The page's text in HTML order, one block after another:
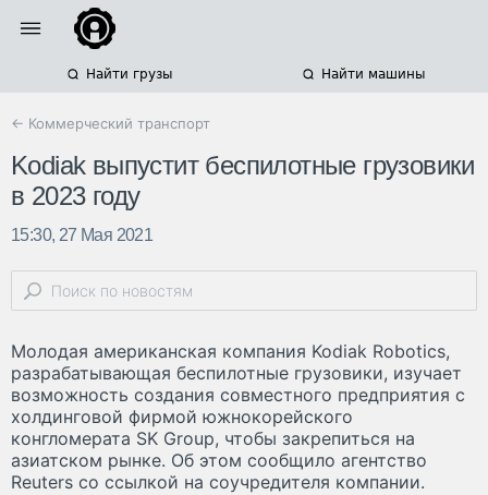
Найти грузы Найти машины
← Коммерческий транспорт
Kodiak выпустит беспилотные грузовики
в 2023 году
15:30, 27 Мая 2021
Молодая американская компания Kodiak Robotics,
разрабатывающая беспилотные грузовики, изучает
возможность создания совместного предприятия с
холдинговой фирмой южнокорейского
конгломерата SK Group, чтобы закрепиться на
азиатском рынке. Об этом сообщило агентство
Reuters со ссылкой на соучредителя компании.